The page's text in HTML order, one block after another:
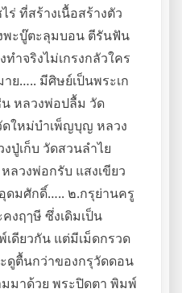
ร่ ที่สร้างเนื้อสร้างตัว
พะบู๊ตะลุมบอน ตีรันฟัน
ำจริงไม่เกรงกลัวใคร
ย….. มีศิษย์เป็นพระเก
หลวงพ่อปลื้ม วัด
ใหม่บำเพ็ญบุญ หลวง
ปู่เก็บ วัดสวนลำไย
ลวงพ่อกรับ แสงเขียว
ดมศักดิ์….. ๒.กรุย่านครู
งฤๅษี ซึ่งเดิมเป็น
ดียวกัน แต่มีเม็ดกรวด
ดูตื้นกว่าของกรุวัดดอน
มาด้วย พระปิดตา พิมพ์